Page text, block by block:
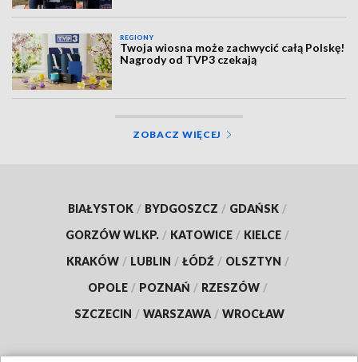
REGIONY
Twoja wiosna może zachwycić całą Polskę!
Nagrody od TVP3 czekają
ZOBACZ WIĘCEJ
BIAŁYSTOK / BYDGOSZCZ / GDAŃSK /
GORZÓW WLKP. / KATOWICE / KIELCE /
KRAKÓW / LUBLIN / ŁÓDŹ / OLSZTYN /
OPOLE / POZNAŃ / RZESZÓW /
SZCZECIN / WARSZAWA / WROCŁAW